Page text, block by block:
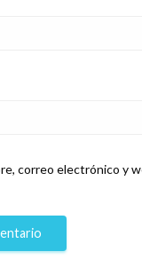
correo electrónico y